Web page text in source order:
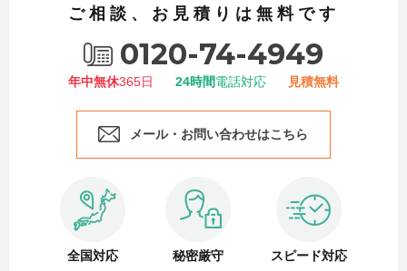
ご相談、お見積りは無料です
0120-74-4949
年中無休365日 24時間電話対応 見積無料
メール・お問い合わせはこちら
全国対応 秘密厳守 スピード対応